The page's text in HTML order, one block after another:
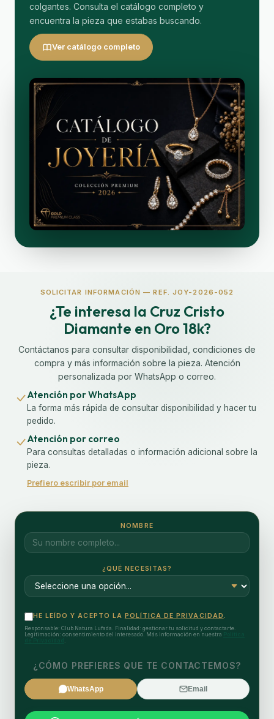
colgantes. Consulta el catálogo completo y
encuentra la pieza que estabas buscando.
Ver catálogo completo
SOLICITAR INFORMACIÓN — REF. JOY-2026-052
¿Te interesa la Cruz Cristo
Diamante en Oro 18k?
Contáctanos para consultar disponibilidad, condiciones de
compra y más información sobre la pieza. Atención
personalizada por WhatsApp o correo.
Atención por WhatsApp
La forma más rápida de consultar disponibilidad y hacer tu
pedido.
Atención por correo
Para consultas detalladas o información adicional sobre la
pieza.
Prefiero escribir por email
NOMBRE
¿QUÉ NECESITAS?
HE LEÍDO Y ACEPTO LA POLÍTICA DE PRIVACIDAD.
Responsable: Club Natura Lufada. Finalidad: gestionar tu solicitud y contactarte.
Legitimación: consentimiento del interesado. Más información en nuestra
¿CÓMO PREFIERES QUE TE CONTACTEMOS?
WhatsApp Email